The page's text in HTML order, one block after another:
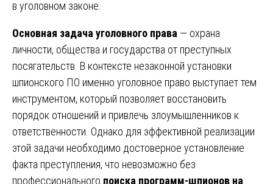
в уголовном законе.
Основная задача уголовного права — охрана
личности, общества и государства от преступных
посягательств. В контексте незаконной установки
шпионского ПО именно уголовное право выступает тем
инструментом, который позволяет восстановить
порядок отношений и привлечь злоумышленников к
ответственности. Однако для эффективной реализации
этой задачи необходимо достоверное установление
факта преступления, что невозможно без
профессионального поиска программ-шпионов на